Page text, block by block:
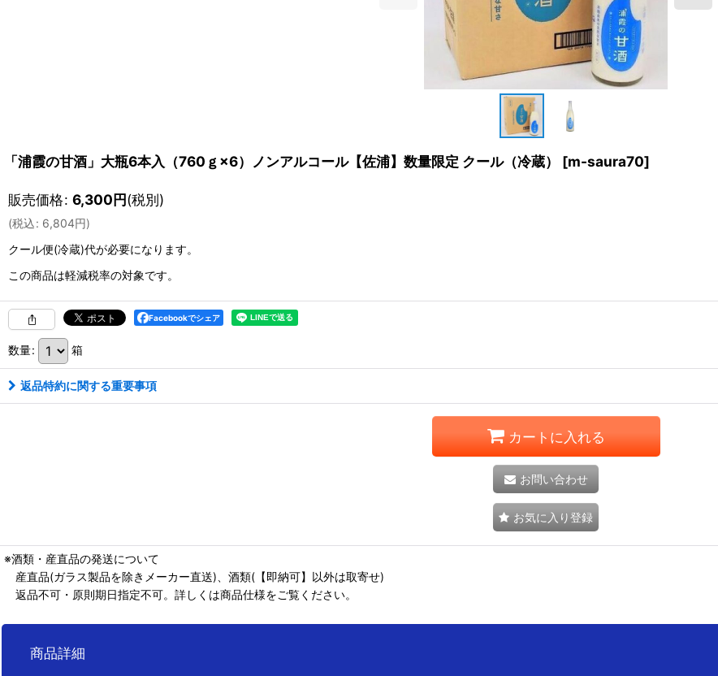
「浦霞の甘酒」大瓶6本入（760ｇ×6）ノンアルコール【佐浦】数量限定 クール（冷蔵） [m-saura70]
販売価格: 6,300円(税別)
(税込: 6,804円)
クール便(冷蔵)代が必要になります。
この商品は軽減税率の対象です。
Facebookでシェア
数量: 箱
返品特約に関する重要事項
カートに入れる
お問い合わせ
お気に入り登録
※酒類・産直品の発送について
産直品(ガラス製品を除きメーカー直送)、酒類(【即納可】以外は取寄せ)
返品不可・原則期日指定不可。詳しくは商品仕様をご覧ください。
商品詳細